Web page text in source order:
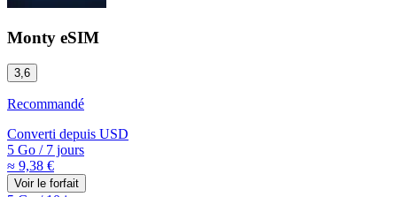
Monty eSIM
3,6
Recommandé
Converti depuis USD
5 Go /7 jours
≈ 9,38 €
Voir le forfait